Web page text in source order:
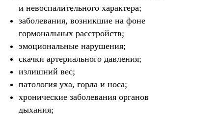
и невоспалительного характера;
заболевания, возникшие на фоне
гормональных расстройств;
эмоциональные нарушения;
скачки артериального давления;
излишний вес;
патология уха, горла и носа;
хронические заболевания органов
дыхания;